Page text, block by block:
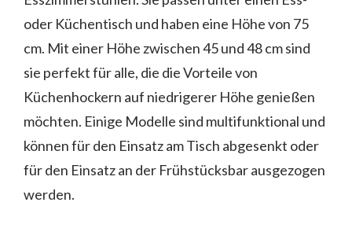
oder Küchentisch und haben eine Höhe von 75
cm. Mit einer Höhe zwischen 45 und 48 cm sind
sie perfekt für alle, die die Vorteile von
Küchenhockern auf niedrigerer Höhe genießen
möchten. Einige Modelle sind multifunktional und
können für den Einsatz am Tisch abgesenkt oder
für den Einsatz an der Frühstücksbar ausgezogen
werden.